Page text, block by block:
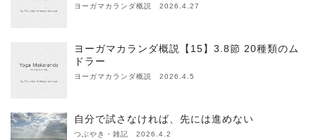
ヨーガマカランダ概説 2026.4.27
ヨーガマカランダ概説【15】3.8節 20種類のム
ドラー
ヨーガマカランダ概説 2026.4.5
自分で試さなければ、先には進めない
つぶやき・雑記 2026.4.2